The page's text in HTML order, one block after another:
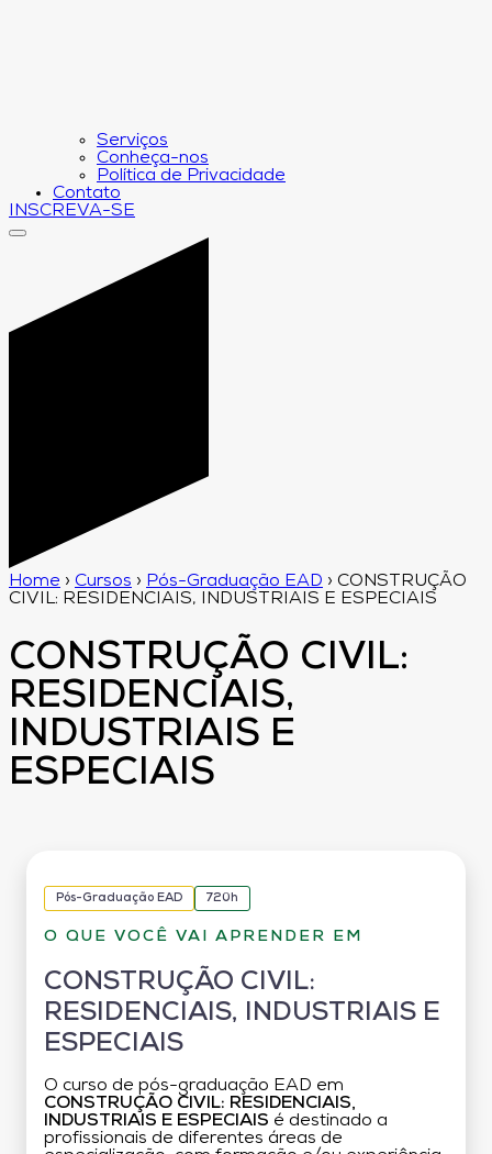
Serviços
Conheça-nos
Política de Privacidade
Contato
INSCREVA-SE
Home › Cursos › Pós-Graduação EAD › CONSTRUÇÃO
CIVIL: RESIDENCIAIS, INDUSTRIAIS E ESPECIAIS
CONSTRUÇÃO CIVIL:
RESIDENCIAIS,
INDUSTRIAIS E
ESPECIAIS
Pós-Graduação EAD 720h
O QUE VOCÊ VAI APRENDER EM
CONSTRUÇÃO CIVIL:
RESIDENCIAIS, INDUSTRIAIS E
ESPECIAIS
O curso de pós-graduação EAD em
CONSTRUÇÃO CIVIL: RESIDENCIAIS,
INDUSTRIAIS E ESPECIAIS é destinado a
profissionais de diferentes áreas de